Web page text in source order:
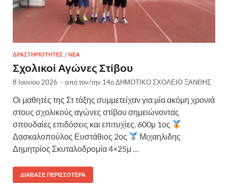
ΔΡΑΣΤΗΡΙΌΤΗΤΕΣ /ΝΈΑ
Σχολικοί Αγώνες Στίβου
8 Ιουνίου 2026 - από τον/την 14ο ΔΗΜΟΤΙΚΟ ΣΧΟΛΕΙΟ ΞΑΝΘΗΣ
Οι μαθητές της Στ τάξης συμμετείχαν για μία ακόμη χρονιά
στους σχολικούς αγώνες στίβου σημειώνοντας
σπουδαίες επιδόσεις και επιτυχίες. 600μ 1ος
Δασκαλοπούλος Ευστάθιος 2ος
Μιχαηλιδης
Δημητρίος Σκυταλοδρομία 4×25μ …
ΔΙΆΒΑΣΕ ΠΕΡΙΣΣΌΤΕΡΑ